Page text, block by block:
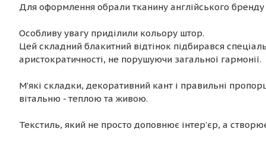
Для оформлення обрали тканину англійського бренду
Особливу увагу приділили кольору штор.
Цей складний блакитний відтінок підбирався
аристократичності, не порушуючи загальної гармонії.
М’які складки, декоративний кант і правильні
вітальню - теплою та живою.
Текстиль, який не просто доповнює інтер’єр, а